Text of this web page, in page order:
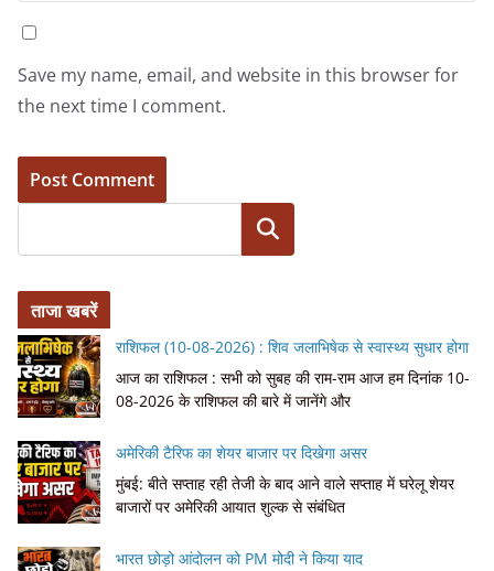
Save my name, email, and website in this browser for
the next time I comment.
Search
ताजा खबरें
राशिफल (10-08-2026) : शिव जलाभिषेक से स्वास्थ्य सुधार होगा
आज का राशिफल : सभी को सुबह की राम-राम आज हम दिनांक 10-
08-2026 के राशिफल की बारे में जानेंगे और
अमेरिकी टैरिफ का शेयर बाजार पर दिखेगा असर
मुंबई: बीते सप्ताह रही तेजी के बाद आने वाले सप्ताह में घरेलू शेयर
बाजारों पर अमेरिकी आयात शुल्क से संबंधित
भारत छोड़ो आंदोलन को PM मोदी ने किया याद